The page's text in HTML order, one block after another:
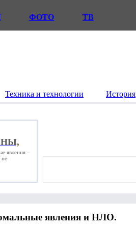
ФОТО ТВ
Техника и технологии История
явления –
не
явления и НЛО.